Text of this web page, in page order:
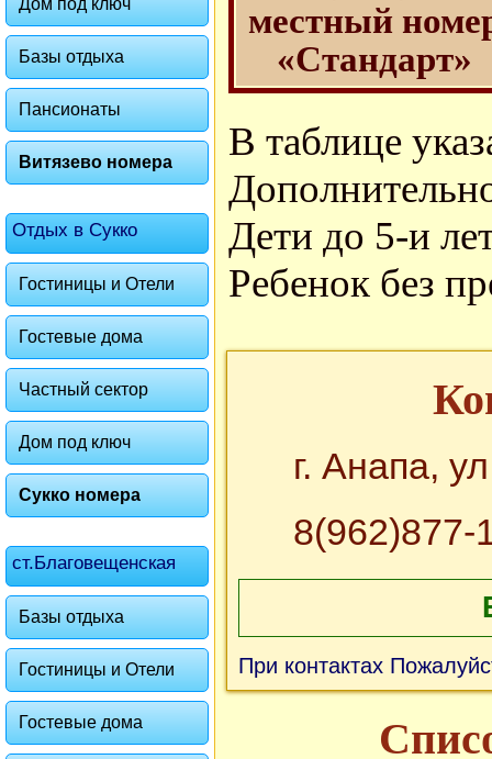
Дом под ключ
Базы отдыха
Пансионаты
Витязево номера
Отдых в Сукко
Гостиницы и Отели
Гостевые дома
Частный сектор
Дом под ключ
Сукко номера
ст.Благовещенская
Базы отдыха
Гостиницы и Отели
Гостевые дома
местный
«Стандарт»
В таблице
Дети до 5-и
Ребенок без
г. Анапа,
8(962)877-
При контактах